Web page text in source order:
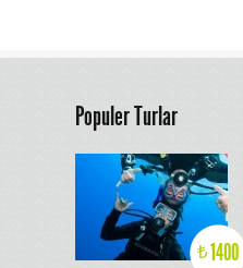
Populer Turlar
₺1400